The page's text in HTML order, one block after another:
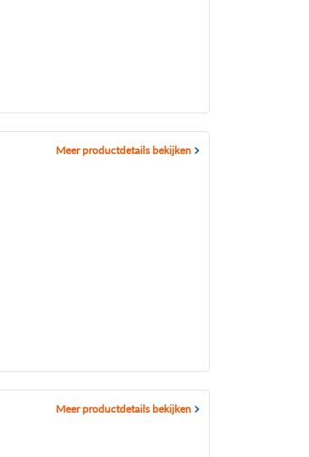
Meer productdetails bekijken
Meer productdetails bekijken